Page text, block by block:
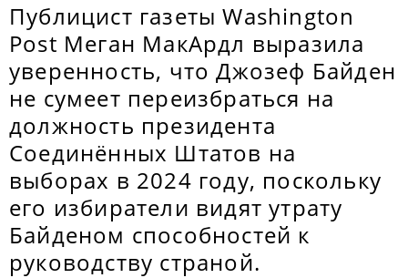
Публицист газеты Washington
Post Меган МакАрдл выразила
уверенность, что Джозеф Байден
не сумеет переизбраться на
должность президента
Соединённых Штатов на
выборах в 2024 году, поскольку
его избиратели видят утрату
Байденом способностей к
руководству страной.